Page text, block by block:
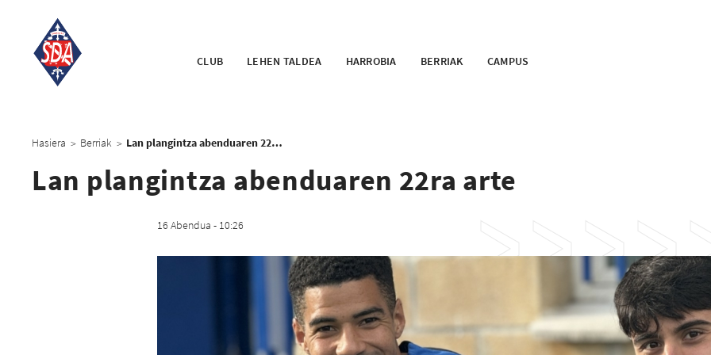
CLUB LEHEN TALDEA HARROBIA BERRIAK CAMPUS
Hasiera > Berriak > Lan plangintza abenduaren 22ra arte
Lan plangintza abenduaren 22ra arte
16 Abendua - 10:26